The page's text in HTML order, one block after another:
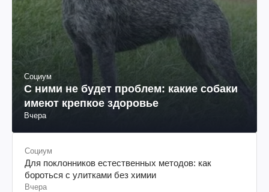
Социум
С ними не будет проблем: какие собаки
имеют крепкое здоровье
Вчера
Социум
Для поклонников естественных методов: как
бороться с улитками без химии
Вчера